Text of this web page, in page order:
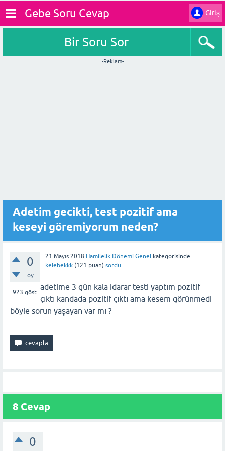
Giriş
Gebe Soru Cevap
Bir Soru Sor
-Reklam-
Adetim gecikti, test pozitif ama
keseyi göremiyorum neden?
0
oy
923 göst.
21 Mayıs 2018 Hamilelik Dönemi Genel kategorisinde
kelebekkk (121 puan) sordu
adetime 3 gün kala idarar testi yaptım pozitif
çıktı kandada pozitif çıktı ama kesem görünmedi
böyle sorun yaşayan var mı ?
8 Cevap
0